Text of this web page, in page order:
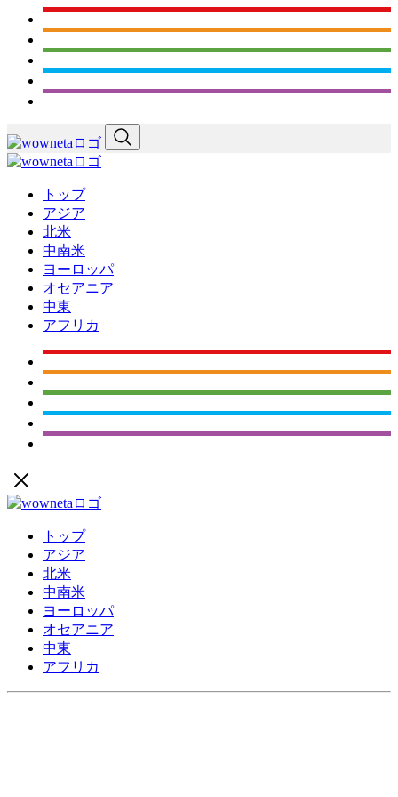
トップ
アジア
北米
中南米
ヨーロッパ
オセアニア
中東
アフリカ
トップ
アジア
北米
中南米
ヨーロッパ
オセアニア
中東
アフリカ